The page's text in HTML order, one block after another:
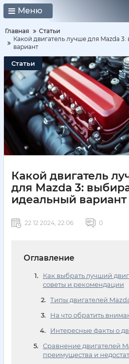
Меню
Главная
Статьи
Какой двигатель лучше для Mazda
вариант
Статьи
Какой двигатель
для Mazda 3:
идеальный вариант
22 12 2024, 22:06 0
Оглавление
Как выбрать лучший
советы и рекомендации
Типы двигателей
На что обратить
Интересные факты о
Сравнение двигателей
преимущества и